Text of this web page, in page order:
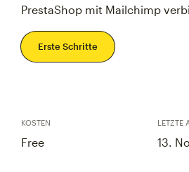
PrestaShop mit Mailchimp
Erste Schritte
KOSTEN
Free
LETZTE
13.